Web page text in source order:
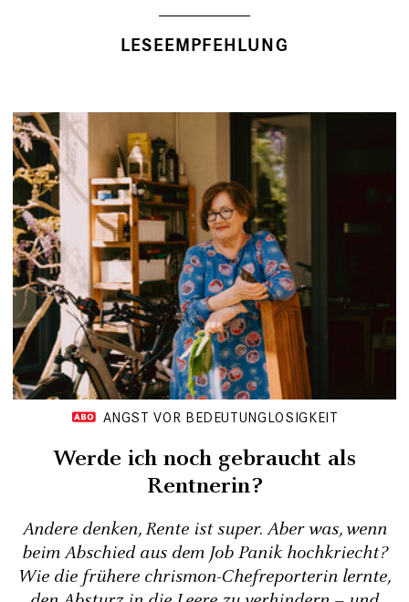
LESEEMPFEHLUNG
ANGST VOR BEDEUTUNGLOSIGKEIT
Werde ich noch gebraucht als
Rentnerin?
Andere denken, Rente ist super. Aber was, wenn
beim Abschied aus dem Job Panik hochkriecht?
Wie die frühere chrismon-Chefreporterin lernte,